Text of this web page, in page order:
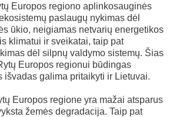
Europos regiono aplinkosauginės
paslaugų nykimas dėl
ūkio, neigiamas netvarių energetikos
klimatui ir sveikatai, taip pat
dėl silpnų valdymo sistemų. Šias
Europos regionui būdingas
išvadas galima pritaikyti ir Lietuvai.
Europos regione yra mažai atsparus
žemės degradacija. Taip pat